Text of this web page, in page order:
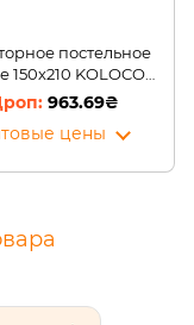
постельное
150х210 KOLOCO
белая)/06-54 (4)
963.69₴
цены